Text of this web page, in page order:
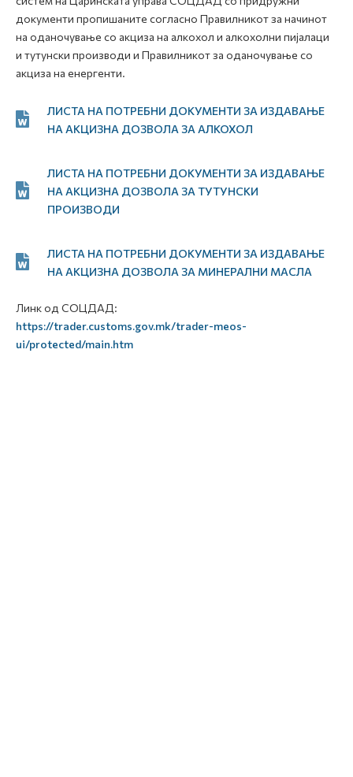
документи пропишаните согласно Правилникот за начинот
на оданочување со акциза на алкохол и алкохолни пијалаци
и тутунски производи и Правилникот за оданочување со
акциза на енергенти.
ЛИСТА НА ПОТРЕБНИ ДОКУМЕНТИ ЗА ИЗДАВАЊЕ
НА АКЦИЗНА ДОЗВОЛА ЗА АЛКОХОЛ
ЛИСТА НА ПОТРЕБНИ ДОКУМЕНТИ ЗА ИЗДАВАЊЕ
НА АКЦИЗНА ДОЗВОЛА ЗА ТУТУНСКИ
ПРОИЗВОДИ
ЛИСТА НА ПОТРЕБНИ ДОКУМЕНТИ ЗА ИЗДАВАЊЕ
НА АКЦИЗНА ДОЗВОЛА ЗА МИНЕРАЛНИ МАСЛА
Линк од СОЦДАД:
https://trader.customs.gov.mk/trader-meos-
ui/protected/main.htm